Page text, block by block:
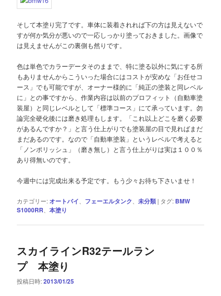
そして本塗り完了です。車体に装着されれば下の方は見えないで
すが何か気分が悪いので一応しっかり塗っておきました。画像で
は見えませんがこの裏側も然りです。
色は単色でカラーデータそのままで、特に塗る以外に気にする所
もありませんからこういった場合にはコストが安めな「お任せコ
ース」でも可能ですが、オーナー様的に「純正の塗装と同レベル
に」との事ですから、作業内容は以前のプロフィット（自動車塗
装屋）と同じレベルとして「標準コース」にて承っています。勿
論完全硬化後には磨き処理もします。「これ以上どこを磨く必要
があるんですか？」と言う仕上がりでも塗装屋の目で見ればまだ
まだあるのです。なので「自動車塗装」というレベルで考えると
「ノンポリッシュ」（磨き無し）と言う仕上がりは実は１００％
あり得無いのです。
今週中には完成出来る予定です。もう少々お待ち下さいませ！
カテゴリー: オートバイ フェーエルタンク 、未分類 | タグ: BMW
S1000RR 、本塗り
スカイラインR32テールラン
プ 本塗り
投稿日時:2013/01/25